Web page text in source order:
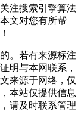
注搜索引擎算法
文对您有所帮
。若有来源标注
明与本网联系，
来源于网络，仅
本站仅提供信息
请及时联系管理